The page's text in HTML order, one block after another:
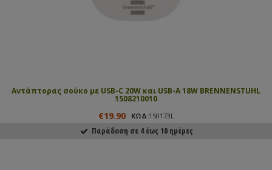
Αντάπτορας σούκο με USB-C 20W και USB-A 18W BRENNENSTUHL
1508210010
€19.90 ΚΩΔ:150173L
Παράδοση σε 4 έως 10 ημέρες